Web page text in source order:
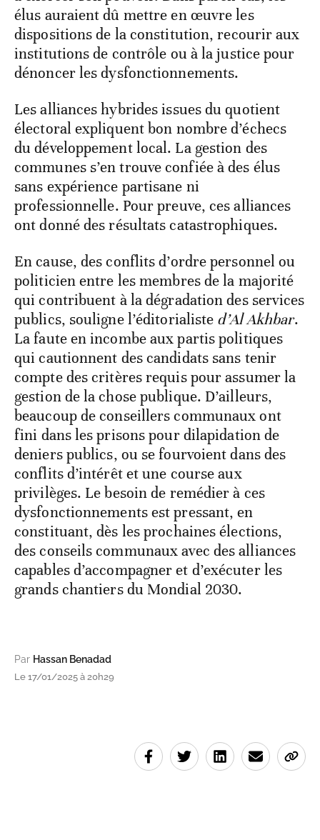
élus auraient dû mettre en œuvre les
dispositions de la constitution, recourir aux
institutions de contrôle ou à la justice pour
dénoncer les dysfonctionnements.
Les alliances hybrides issues du quotient
électoral expliquent bon nombre d’échecs
du développement local. La gestion des
communes s’en trouve confiée à des élus
sans expérience partisane ni
professionnelle. Pour preuve, ces alliances
ont donné des résultats catastrophiques.
En cause, des conflits d’ordre personnel ou
politicien entre les membres de la majorité
qui contribuent à la dégradation des services
publics, souligne l’éditorialiste d’Al Akhbar.
La faute en incombe aux partis politiques
qui cautionnent des candidats sans tenir
compte des critères requis pour assumer la
gestion de la chose publique. D’ailleurs,
beaucoup de conseillers communaux ont
fini dans les prisons pour dilapidation de
deniers publics, ou se fourvoient dans des
conflits d’intérêt et une course aux
privilèges. Le besoin de remédier à ces
dysfonctionnements est pressant, en
constituant, dès les prochaines élections,
des conseils communaux avec des alliances
capables d’accompagner et d’exécuter les
grands chantiers du Mondial 2030.
Par Hassan Benadad
Le 17/01/2025 à 20h29